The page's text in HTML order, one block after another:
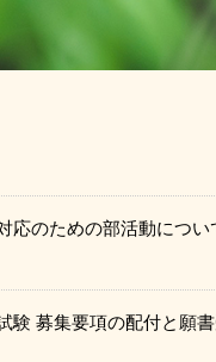
応のための部活動につい
募集要項の配付と願